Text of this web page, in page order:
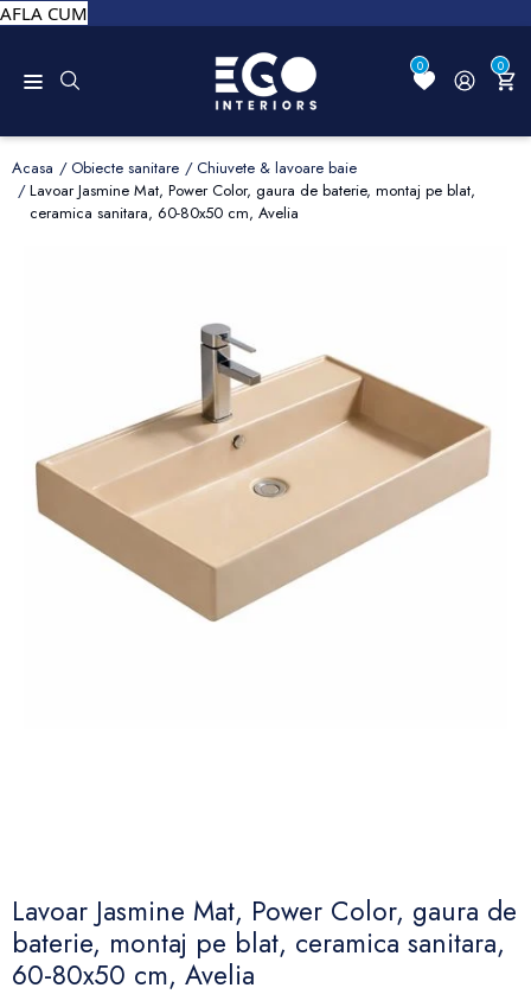
AFLA CUM
0 0
Acasa Obiecte sanitare
Chiuvete & lavoare baie
Lavoar Jasmine Mat, Power Color, gaura de baterie, montaj pe blat,
ceramica sanitara, 60-80x50 cm, Avelia
Lavoar Jasmine Mat, Power Color, gaura de
baterie, montaj pe blat, ceramica sanitara,
60-80x50 cm, Avelia